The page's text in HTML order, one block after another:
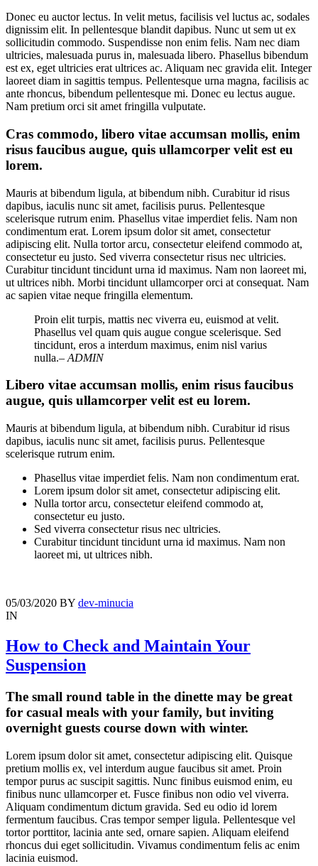
Donec eu auctor lectus. In velit metus, facilisis vel luctus ac, sodales
dignissim elit. In pellentesque blandit dapibus. Nunc ut sem ut ex
sollicitudin commodo. Suspendisse non enim felis. Nam nec diam
ultricies, malesuada purus in, malesuada libero. Phasellus bibendum
est ex, eget ultricies erat ultrices ac. Aliquam nec gravida elit. Integer
laoreet diam in sagittis tempus. Pellentesque urna magna, facilisis ac
ante rhoncus, bibendum pellentesque mi. Donec eu lectus augue.
Nam pretium orci sit amet fringilla vulputate.
Cras commodo, libero vitae accumsan mollis, enim
risus faucibus augue, quis ullamcorper velit est eu
lorem.
Mauris at bibendum ligula, at bibendum nibh. Curabitur id risus
dapibus, iaculis nunc sit amet, facilisis purus. Pellentesque
scelerisque rutrum enim. Phasellus vitae imperdiet felis. Nam non
condimentum erat. Lorem ipsum dolor sit amet, consectetur
adipiscing elit. Nulla tortor arcu, consectetur eleifend commodo at,
consectetur eu justo. Sed viverra consectetur risus nec ultricies.
Curabitur tincidunt tincidunt urna id maximus. Nam non laoreet mi,
ut ultrices nibh. Morbi tincidunt ullamcorper orci at consequat. Nam
ac sapien vitae neque fringilla elementum.
Proin elit turpis, mattis nec viverra eu, euismod at velit.
Phasellus vel quam quis augue congue scelerisque. Sed
tincidunt, eros a interdum maximus, enim nisl varius
nulla.– ADMIN
Libero vitae accumsan mollis, enim risus faucibus
augue, quis ullamcorper velit est eu lorem.
Mauris at bibendum ligula, at bibendum nibh. Curabitur id risus
dapibus, iaculis nunc sit amet, facilisis purus. Pellentesque
scelerisque rutrum enim.
Phasellus vitae imperdiet felis. Nam non condimentum erat.
Lorem ipsum dolor sit amet, consectetur adipiscing elit.
Nulla tortor arcu, consectetur eleifend commodo at,
consectetur eu justo.
Sed viverra consectetur risus nec ultricies.
Curabitur tincidunt tincidunt urna id maximus. Nam non
laoreet mi, ut ultrices nibh.
05/03/2020 BY dev-minucia
IN
How to Check and Maintain Your
Suspension
The small round table in the dinette may be great
for casual meals with your family, but inviting
overnight guests course down with winter.
Lorem ipsum dolor sit amet, consectetur adipiscing elit. Quisque
pretium mollis ex, vel interdum augue faucibus sit amet. Proin
tempor purus ac suscipit sagittis. Nunc finibus euismod enim, eu
finibus nunc ullamcorper et. Fusce finibus non odio vel viverra.
Aliquam condimentum dictum gravida. Sed eu odio id lorem
fermentum faucibus. Cras tempor semper ligula. Pellentesque vel
tortor porttitor, lacinia ante sed, ornare sapien. Aliquam eleifend
rhoncus dui eget sollicitudin. Vivamus condimentum felis ac enim
lacinia euismod.